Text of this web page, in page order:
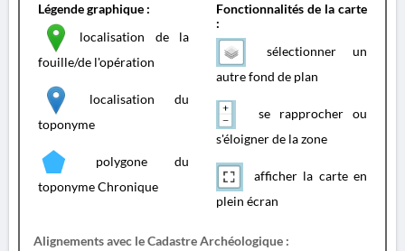
Légende graphique :
localisation de la
fouille/de l'opération
localisation du
toponyme
polygone du
toponyme Chronique
Fonctionnalités de la carte
:
sélectionner un
autre fond de plan
se rapprocher ou
s'éloigner de la zone
afficher la carte en
plein écran
Alignements avec le Cadastre Archéologique :